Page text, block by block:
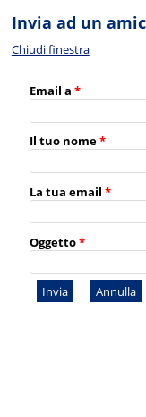
Invia ad un
Chiudi finestra
Email a *
Il tuo nome*
La tua email *
Oggetto*
Invia Annulla